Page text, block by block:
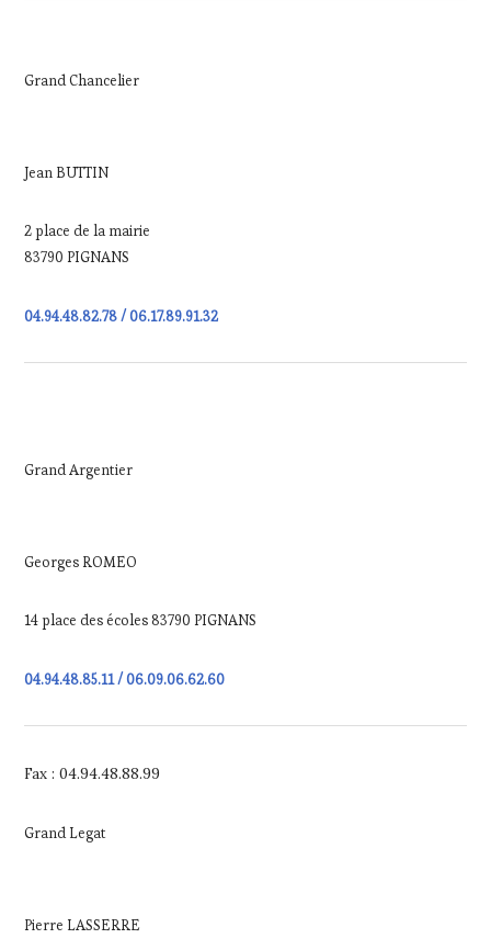
Grand Chancelier
Jean BUTTIN
2 place de la mairie
83790 PIGNANS
04.94.48.82.78 / 06.17.89.91.32
Grand Argentier
Georges ROMEO
14 place des écoles 83790 PIGNANS
04.94.48.85.11 / 06.09.06.62.60
Fax : 04.94.48.88.99
Grand Legat
Pierre LASSERRE